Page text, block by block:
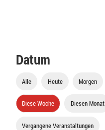
Datum
Alle Heute Morgen
Diese Woche Diesen Monat
Vergangene Veranstaltungen